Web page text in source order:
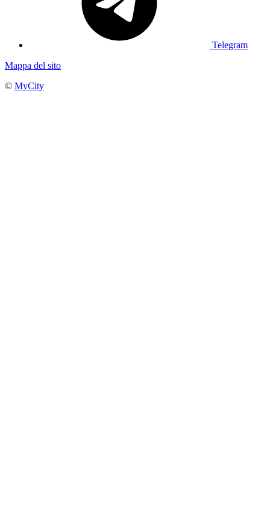
Telegram
Mappa del sito
© MyCity